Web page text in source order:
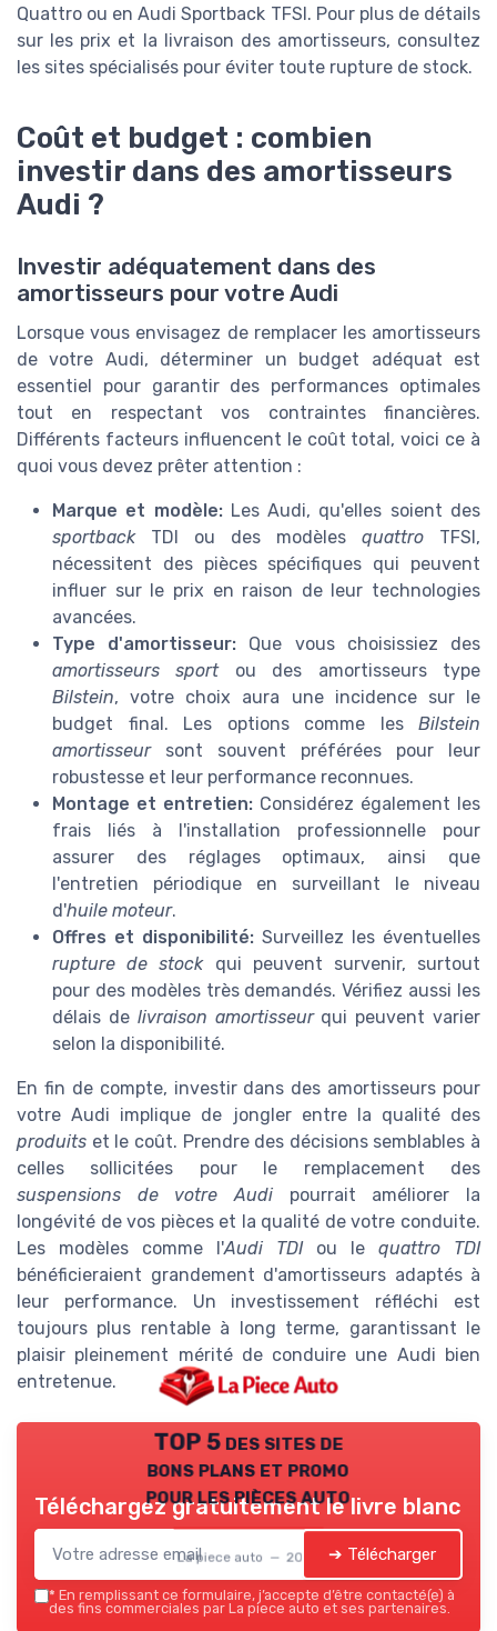
Quattro ou en Audi Sportback TFSI. Pour plus de détails
sur les prix et la livraison des amortisseurs, consultez
les sites spécialisés pour éviter toute rupture de stock.
Coût et budget : combien
investir dans des amortisseurs
Audi ?
Investir adéquatement dans des
amortisseurs pour votre Audi
Lorsque vous envisagez de remplacer les amortisseurs
de votre Audi, déterminer un budget adéquat est
essentiel pour garantir des performances optimales
tout en respectant vos contraintes financières.
Différents facteurs influencent le coût total, voici ce à
quoi vous devez prêter attention :
Marque et modèle:Les Audi, qu'elles soient des
sportbackTDI ou des modèles quattro TFSI,
nécessitent des pièces spécifiques qui peuvent
influer sur le prix en raison de leur technologies
avancées.
Type d'amortisseur: Que vous choisissiez des
amortisseurs sportou des amortisseurs type
Bilstein, votre choix aura une incidence sur le
budget final. Les options comme les Bilstein
amortisseursont souvent préférées pour leur
robustesse et leur performance reconnues.
Montage et entretien: Considérez également les
frais liés à l'installation professionnelle pour
assurer des réglages optimaux, ainsi que
l'entretien périodique en surveillant le niveau
d'huile moteur.
Offres et disponibilité: Surveillez les éventuelles
rupture de stockqui peuvent survenir, surtout
pour des modèles très demandés. Vérifiez aussi les
délais de livraison amortisseurqui peuvent varier
selon la disponibilité.
En fin de compte, investir dans des amortisseurs pour
votre Audi implique de jongler entre la qualité des
produits et le coût. Prendre des décisions semblables à
celles sollicitées pour le remplacement des
suspensions de votre Audi pourrait améliorer la
longévité de vos pièces et la qualité de votre conduite.
Les modèles comme l'Audi TDIou le quattro TDI
bénéficieraient grandement d'amortisseurs adaptés à
leur performance. Un investissement réfléchi est
toujours plus rentable à long terme, garantissant le
plaisir pleinement mérité de conduire une Audi bien
entretenue.
TOP 5 des sites de
bons plans et promo
pour les pièces auto
La piece auto — 2026
Téléchargez gratuitement le livre blanc
➔ Télécharger
* En remplissant ce formulaire, j’accepte d’être contacté(e) à
des fins commerciales par La piece auto et ses partenaires.